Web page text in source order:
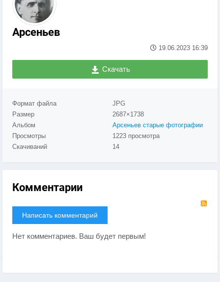
Арсеньев
19.06.2023 16:39
Скачать
Формат файла
JPG
Размер
2687×1738
Альбом
Арсеньев старые фотографии
Просмотры
1223 просмотра
Скачиваний
14
Комментарии
Написать комментарий
Нет комментариев. Ваш будет первым!